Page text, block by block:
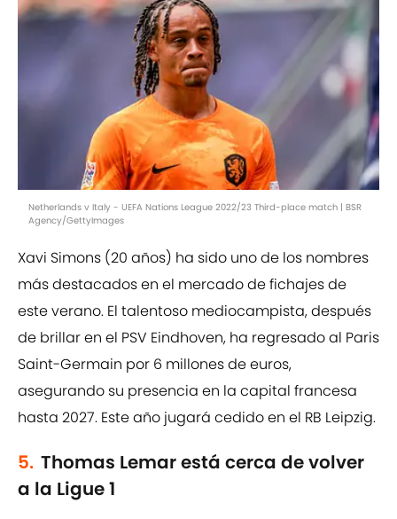
Netherlands v Italy - UEFA Nations League 2022/23 Third-place match | BSR
Agency/GettyImages
Xavi Simons (20 años) ha sido uno de los nombres
más destacados en el mercado de fichajes de
este verano. El talentoso mediocampista, después
de brillar en el PSV Eindhoven, ha regresado al Paris
Saint-Germain por 6 millones de euros,
asegurando su presencia en la capital francesa
hasta 2027. Este año jugará cedido en el RB Leipzig.
5. Thomas Lemar está cerca de volver
a la Ligue 1